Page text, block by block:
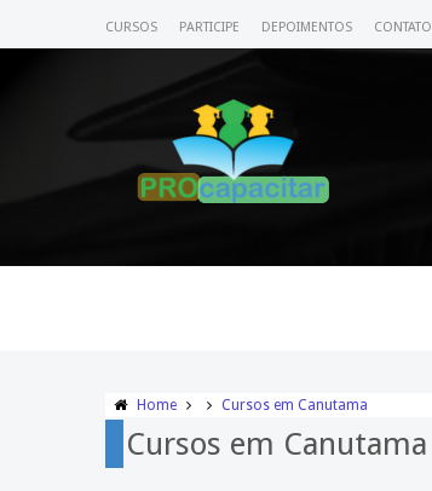
CURSOS PARTICIPE DEPOIMENTOS CONTATO
Home Cursos em Canutama
Cursos em Canutama